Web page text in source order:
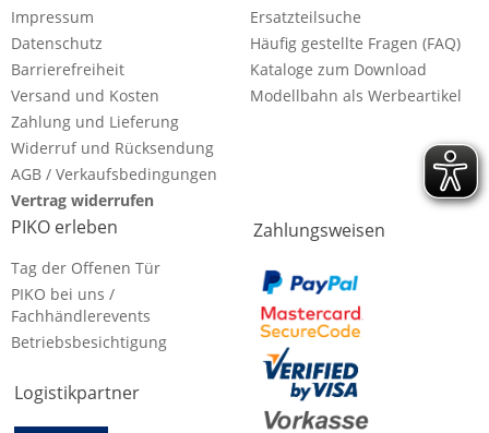
Impressum
Datenschutz
Barrierefreiheit
Versand und Kosten
Zahlung und Lieferung
Widerruf und Rücksendung
AGB / Verkaufsbedingungen
Vertrag widerrufen
Ersatzteilsuche
Häufig gestellte Fragen (FAQ)
Kataloge zum Download
Modellbahn als Werbeartikel
PIKO erleben
Tag der Offenen Tür
PIKO bei uns /
Fachhändlerevents
Betriebsbesichtigung
Logistikpartner
Zahlungsweisen